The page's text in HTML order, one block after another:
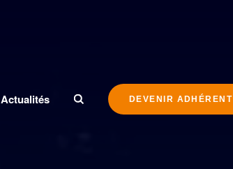
Actualités DEVENIR ADHÉRENT